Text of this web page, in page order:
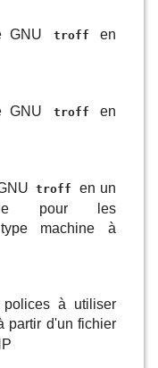
GNU troff
en
GNU troff
en
troff
en un
pour les
machine à
à utiliser
partir d'un fichier